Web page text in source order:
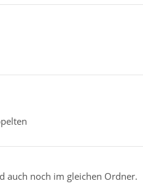
auch noch im gleichen Ordner.